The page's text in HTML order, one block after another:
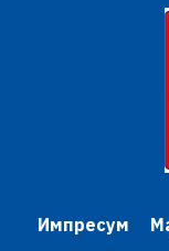
Импресум